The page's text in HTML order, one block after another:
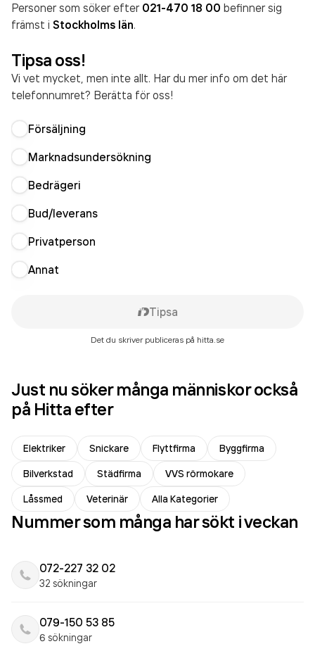
Personer som söker efter 021-470 18 00 befinner sig
främst i Stockholms län.
Tipsa oss!
Vi vet mycket, men inte allt. Har du mer info om det här
telefonnumret? Berätta för oss!
Försäljning
Marknadsundersökning
Bedrägeri
Bud/leverans
Privatperson
Annat
Tipsa
Det du skriver publiceras på hitta.se
Just nu söker många människor också
på Hitta efter
Elektriker Snickare Flyttfirma
Byggfirma
Bilverkstad
Städfirma
VVS rörmokare
Låssmed
Veterinär Alla Kategorier
Nummer som många har sökt i veckan
072-227 32 02
32 sökningar
079-150 53 85
6 sökningar